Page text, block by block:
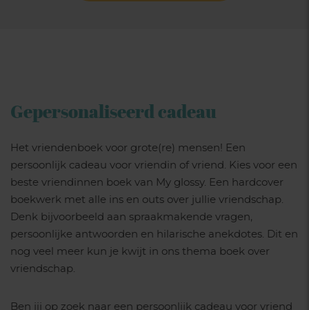
Gepersonaliseerd cadeau
Het vriendenboek voor grote(re) mensen! Een
persoonlijk cadeau voor vriendin of vriend. Kies voor een
beste vriendinnen boek van My glossy. Een hardcover
boekwerk met alle ins en outs over jullie vriendschap.
Denk bijvoorbeeld aan spraakmakende vragen,
persoonlijke antwoorden en hilarische anekdotes. Dit en
nog veel meer kun je kwijt in ons thema boek over
vriendschap.
Ben jij op zoek naar een persoonlijk cadeau voor vriend